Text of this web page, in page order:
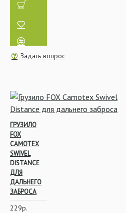
Задать вопрос
ГРУЗИЛО
FOX
CAMOTEX
SWIVEL
DISTANCE
ДЛЯ
ДАЛЬНЕГО
ЗАБРОСА
229р.